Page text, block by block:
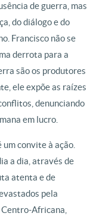
de guerra, mas
do diálogo e do
Francisco não se
derrota para a
são os produtores
ele expõe as raízes
denunciando
em lucro.
um convite à ação.
a dia, através de
atenta e de
pela
Centro-Africana,